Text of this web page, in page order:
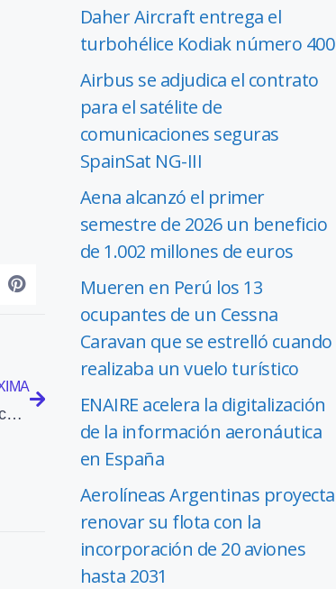
USCA pide a los sindicatos que rechacen el Decreto ley que anula los privilegios del colectivo
Daher Aircraft entrega el
turbohélice Kodiak número 400
Airbus se adjudica el contrato
para el satélite de
comunicaciones seguras
SpainSat NG-III
Aena alcanzó el primer
semestre de 2026 un beneficio
de 1.002 millones de euros
Mueren en Perú los 13
ocupantes de un Cessna
Caravan que se estrelló cuando
realizaba un vuelo turístico
ENAIRE acelera la digitalización
de la información aeronáutica
en España
Aerolíneas Argentinas proyecta
renovar su flota con la
incorporación de 20 aviones
hasta 2031